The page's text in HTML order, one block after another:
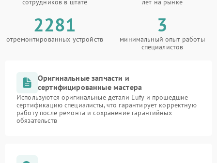
сотрудников в штате лет на рынке
2281
отремонтированных устройств
3
минимальный опыт работы
специалистов
Оригинальные запчасти и
сертифицированные мастера
Используются оригинальные детали Eufy и прошедшие
сертификацию специалисты, что гарантирует корректную
работу после ремонта и сохранение гарантийных
обязательств